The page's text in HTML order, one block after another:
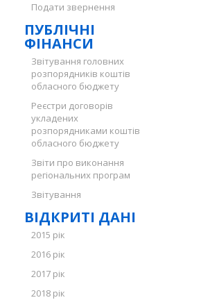
Подати звернення
ПУБЛІЧНІ
ФІНАНСИ
Звітування головних
розпорядників коштів
обласного бюджету
Реєстри договорів
укладених
розпорядниками коштів
обласного бюджету
Звіти про виконання
регіональних програм
Звітування
ВІДКРИТІ ДАНІ
2015 рік
2016 рік
2017 рік
2018 рік